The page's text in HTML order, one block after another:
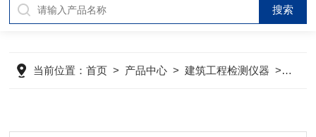
当前位置：首页 > 产品中心 >建筑工程检测仪器 > 钢筋